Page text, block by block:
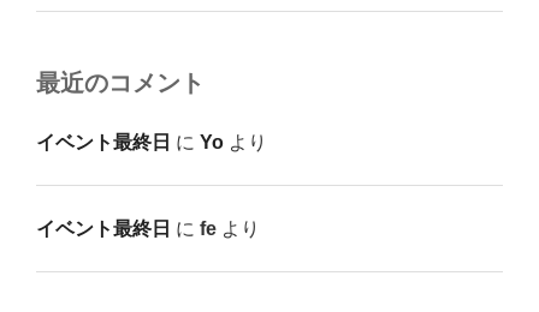
最近のコメント
イベント最終日 に Yo より
イベント最終日 に fe より